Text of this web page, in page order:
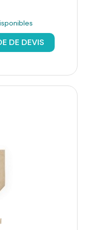
DE DEVIS